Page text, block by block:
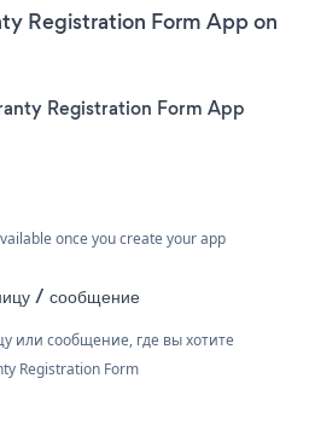
Registration Form App on
Registration Form App
once you create your app
/ сообщение
или сообщение, где вы хотите
Registration Form